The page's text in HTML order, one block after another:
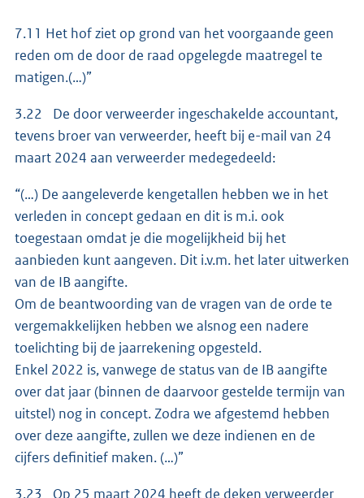
7.11 Het hof ziet op grond van het voorgaande geen
reden om de door de raad opgelegde maatregel te
matigen.(…)”
3.22 De door verweerder ingeschakelde accountant,
tevens broer van verweerder, heeft bij e-mail van 24
maart 2024 aan verweerder medegedeeld:
“(…) De aangeleverde kengetallen hebben we in het
verleden in concept gedaan en dit is m.i. ook
toegestaan omdat je die mogelijkheid bij het
aanbieden kunt aangeven. Dit i.v.m. het later uitwerken
van de IB aangifte.
Om de beantwoording van de vragen van de orde te
vergemakkelijken hebben we alsnog een nadere
toelichting bij de jaarrekening opgesteld.
Enkel 2022 is, vanwege de status van de IB aangifte
over dat jaar (binnen de daarvoor gestelde termijn van
uitstel) nog in concept. Zodra we afgestemd hebben
over deze aangifte, zullen we deze indienen en de
cijfers definitief maken. (…)”
3.23 Op 25 maart 2024 heeft de deken verweerder